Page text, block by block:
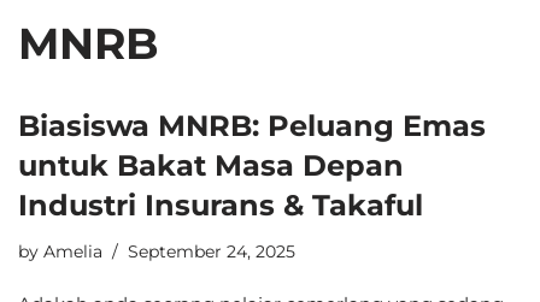
MNRB
Biasiswa MNRB: Peluang Emas
untuk Bakat Masa Depan
Industri Insurans & Takaful
by Amelia September 24, 2025